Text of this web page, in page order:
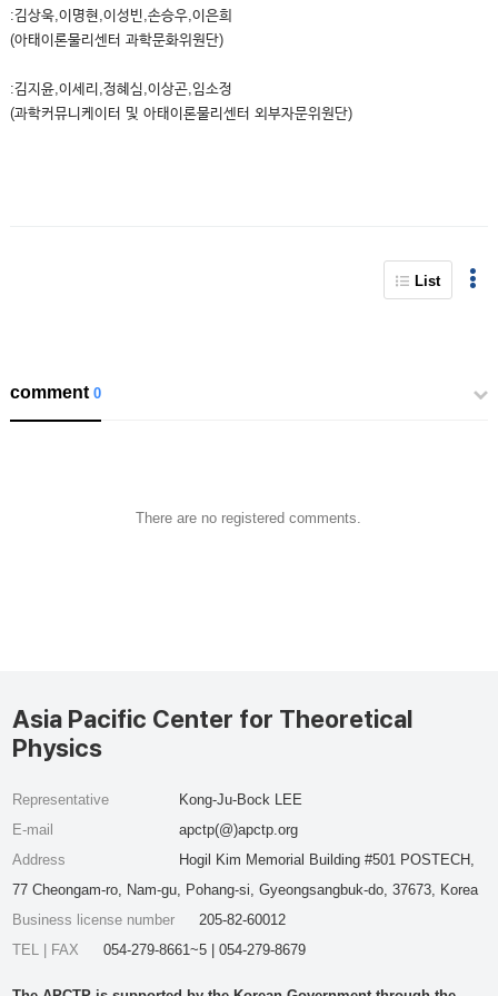
:김상욱,이명현,이성빈,손승우,이은희
(아태이론물리센터 과학문화위원단)
:김지윤,이세리,정혜심,이상곤,임소정
(과학커뮤니케이터 및 아태이론물리센터 외부자문위원단)
List
comment0
There are no registered comments.
Asia Pacific Center for Theoretical
Physics
Representative
Kong-Ju-Bock LEE
E-mail
apctp(@)apctp.org
Address
Hogil Kim Memorial Building #501 POSTECH,
77 Cheongam-ro, Nam-gu, Pohang-si, Gyeongsangbuk-do, 37673, Korea
Business license number
205-82-60012
TEL | FAX
054-279-8661~5 | 054-279-8679